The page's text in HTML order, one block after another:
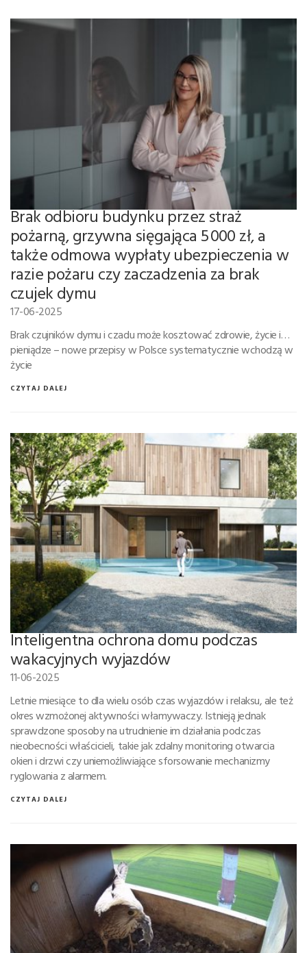
Brak odbioru budynku przez straż
pożarną, grzywna sięgająca 5 000 zł, a
także odmowa wypłaty ubezpieczenia w
razie pożaru czy zaczadzenia za brak
czujek dymu
17-06-2025
Brak czujników dymu i czadu może kosztować zdrowie, życie i…
pieniądze – nowe przepisy w Polsce systematycznie wchodzą w
życie
CZYTAJ DALEJ
Inteligentna ochrona domu podczas
wakacyjnych wyjazdów
11-06-2025
Letnie miesiące to dla wielu osób czas wyjazdów i relaksu, ale też
okres wzmożonej aktywności włamywaczy. Istnieją jednak
sprawdzone sposoby na utrudnienie im działania podczas
nieobecności właścicieli, takie jak zdalny monitoring otwarcia
okien i drzwi czy uniemożliwiające sforsowanie mechanizmy
ryglowania z alarmem.
CZYTAJ DALEJ